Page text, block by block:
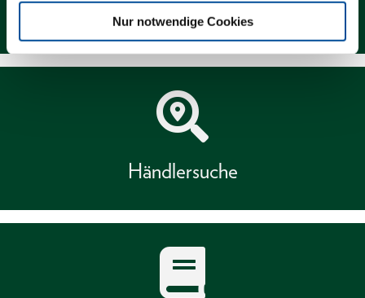
Nur notwendige Cookies
Newsletter
Händlersuche